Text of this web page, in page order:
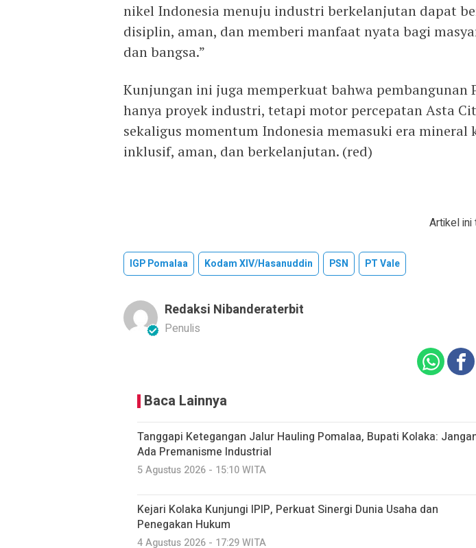
nikel Indonesia menuju industri berkelanjutan dapat
disiplin, aman, dan memberi manfaat nyata bagi
dan bangsa.”
Kunjungan ini juga memperkuat bahwa pembangunan
hanya proyek industri, tetapi motor percepatan Asta
sekaligus momentum Indonesia memasuki era mineral
inklusif, aman, dan berkelanjutan. (red)
Artikel ini
IGP Pomalaa Kodam XIV/Hasanuddin PSN PT Vale
Redaksi Nibanderaterbit
Penulis
Baca Lainnya
Tanggapi Ketegangan Jalur Hauling Pomalaa, Bupati Kolaka:
Ada Premanisme Industrial
5 Agustus 2026 - 15:10 WITA
Kejari Kolaka Kunjungi IPIP, Perkuat Sinergi Dunia Usaha dan
Penegakan Hukum
4 Agustus 2026 - 17:29 WITA